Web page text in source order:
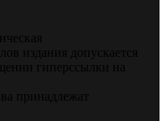
издания допускается
гиперссылки на
принадлежат